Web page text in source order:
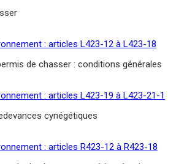
: articles L423-12 à L423-18
de chasser : conditions générales
: articles L423-19 à L423-21-1
cynégétiques
: articles R423-12 à R423-18